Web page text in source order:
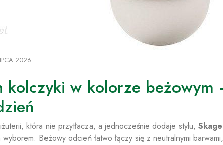
2026
kolczyki w kolorze
która nie przytłacza, a jednocześnie dodaje stylu,
wyborem. Beżowy odcień łatwo łączy się z neutralnymi